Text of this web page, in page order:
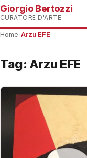
Giorgio Bertozzi
CURATORE D'ARTE
Home Arzu EFE
Tag: Arzu EFE